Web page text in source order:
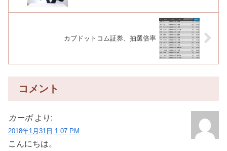
カブドットコム証券、抽選倍率
コメント
カーボ より:
2018年1月31日 1:07 PM
こんにちは。